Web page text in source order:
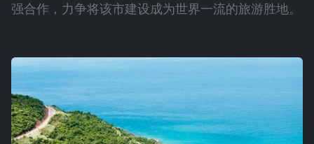
强合作，力争将该市建设成为世界一流的旅游胜地。